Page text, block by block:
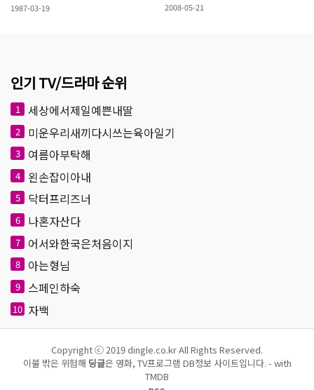
1987-03-19
2008-05-21
인기 TV/드라마 순위
1 세상에서제일예쁜내딸
2 미운우리새끼다시쓰는육아일기
3 여름아부탁해
4 왼손잡이아내
5 닥터프리즈너
6 나혼자산다
7 어서와한국은처음이지
8 아는형님
9 스페인하숙
10 자백
Copyright ⓒ 2019 dingle.co.kr All Rights Reserved.
이불 밖은 위험해 딩글은 영화, TV프로그램 DB정보 사이트입니다. - with
TMDB